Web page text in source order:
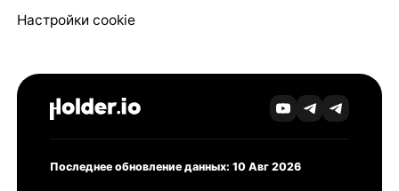
Настройки cookie
Последнее обновление данных: 10 Авг 2026